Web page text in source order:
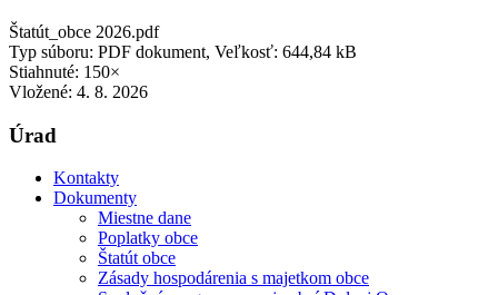
Štatút_obce 2026.pdf
Typ súboru: PDF dokument, Veľkosť: 644,84 kB
Stiahnuté: 150×
Vložené: 4. 8. 2026
Úrad
Kontakty
Dokumenty
Miestne dane
Poplatky obce
Štatút obce
Zásady hospodárenia s majetkom obce